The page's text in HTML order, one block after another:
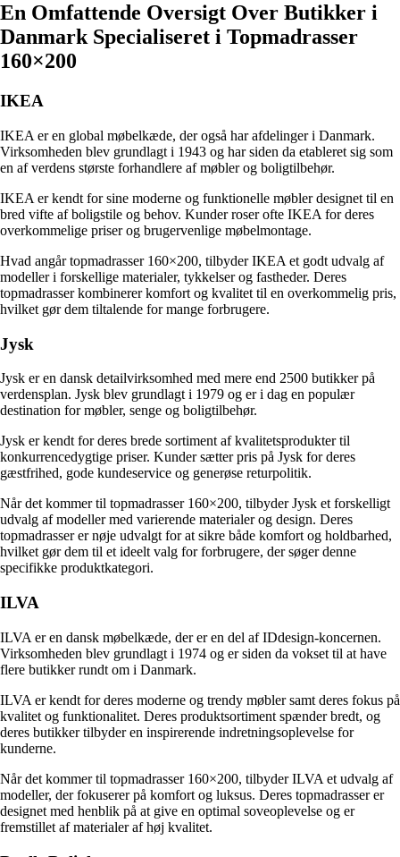
En Omfattende Oversigt Over Butikker i
Danmark Specialiseret i Topmadrasser
160×200
IKEA
IKEA er en global møbelkæde, der også har afdelinger i Danmark.
Virksomheden blev grundlagt i 1943 og har siden da etableret sig som
en af verdens største forhandlere af møbler og boligtilbehør.
IKEA er kendt for sine moderne og funktionelle møbler designet til en
bred vifte af boligstile og behov. Kunder roser ofte IKEA for deres
overkommelige priser og brugervenlige møbelmontage.
Hvad angår topmadrasser 160×200, tilbyder IKEA et godt udvalg af
modeller i forskellige materialer, tykkelser og fastheder. Deres
topmadrasser kombinerer komfort og kvalitet til en overkommelig pris,
hvilket gør dem tiltalende for mange forbrugere.
Jysk
Jysk er en dansk detailvirksomhed med mere end 2500 butikker på
verdensplan. Jysk blev grundlagt i 1979 og er i dag en populær
destination for møbler, senge og boligtilbehør.
Jysk er kendt for deres brede sortiment af kvalitetsprodukter til
konkurrencedygtige priser. Kunder sætter pris på Jysk for deres
gæstfrihed, gode kundeservice og generøse returpolitik.
Når det kommer til topmadrasser 160×200, tilbyder Jysk et forskelligt
udvalg af modeller med varierende materialer og design. Deres
topmadrasser er nøje udvalgt for at sikre både komfort og holdbarhed,
hvilket gør dem til et ideelt valg for forbrugere, der søger denne
specifikke produktkategori.
ILVA
ILVA er en dansk møbelkæde, der er en del af IDdesign-koncernen.
Virksomheden blev grundlagt i 1974 og er siden da vokset til at have
flere butikker rundt om i Danmark.
ILVA er kendt for deres moderne og trendy møbler samt deres fokus på
kvalitet og funktionalitet. Deres produktsortiment spænder bredt, og
deres butikker tilbyder en inspirerende indretningsoplevelse for
kunderne.
Når det kommer til topmadrasser 160×200, tilbyder ILVA et udvalg af
modeller, der fokuserer på komfort og luksus. Deres topmadrasser er
designet med henblik på at give en optimal soveoplevelse og er
fremstillet af materialer af høj kvalitet.